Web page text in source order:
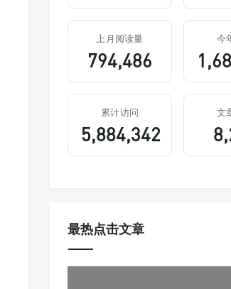
上月阅读量
794,486
今
累计访问
5,884,342
文
最热点击文章